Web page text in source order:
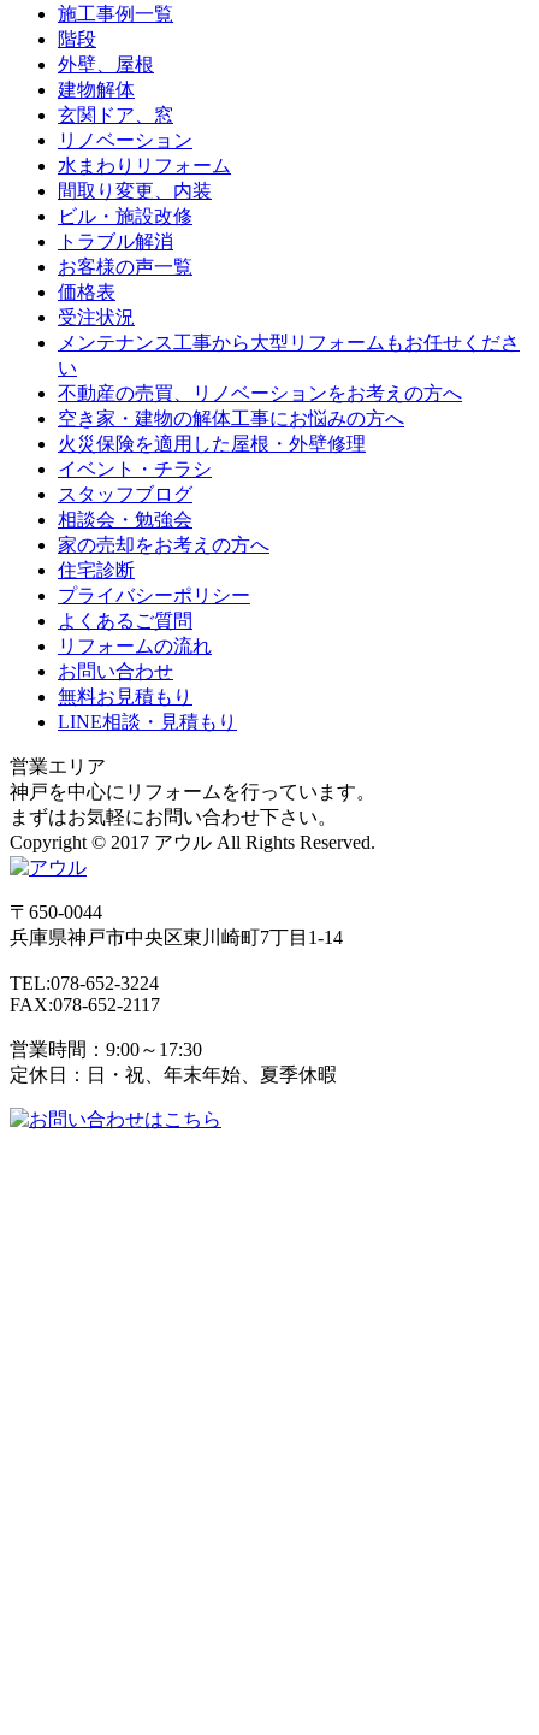
施工事例一覧
階段
外壁、屋根
建物解体
玄関ドア、窓
リノベーション
水まわりリフォーム
間取り変更、内装
ビル・施設改修
トラブル解消
お客様の声一覧
価格表
受注状況
メンテナンス工事から大型リフォームもお任せくださ
い
不動産の売買、リノベーションをお考えの方へ
空き家・建物の解体工事にお悩みの方へ
火災保険を適用した屋根・外壁修理
イベント・チラシ
スタッフブログ
相談会・勉強会
家の売却をお考えの方へ
住宅診断
プライバシーポリシー
よくあるご質問
リフォームの流れ
お問い合わせ
無料お見積もり
LINE相談・見積もり
営業エリア
神戸を中心にリフォームを行っています。
まずはお気軽にお問い合わせ下さい。
Copyright © 2017 アウル All Rights Reserved.
〒650-0044
兵庫県神戸市中央区東川崎町7丁目1-14
TEL:078-652-3224
FAX:078-652-2117
営業時間：9:00～17:30
定休日：日・祝、年末年始、夏季休暇